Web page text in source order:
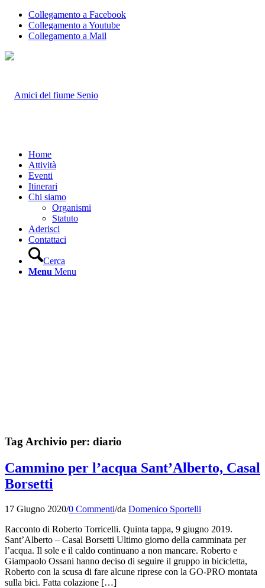
Collegamento a Facebook
Collegamento a Youtube
Collegamento a Mail
Home
Attività
Eventi
Itinerari
Chi siamo
Organismi
Statuto
Aderisci
Contattaci
Cerca
Menu Menu
Tag Archivio per: diario
Cammino per l’acqua Sant’Alberto, Casal
Borsetti
17 Giugno 2020/0 Commenti/da Domenico Sportelli
Racconto di Roberto Torricelli. Quinta tappa, 9 giugno 2019.
Sant’Alberto – Casal Borsetti Ultimo giorno della camminata per
l’acqua. Il sole e il caldo continuano a non mancare. Roberto e
Giampaolo Ossani hanno deciso di seguire il gruppo in bicicletta,
Roberto con la scusa di fare alcune riprese con la GO-PRO montata
sulla bici. Fatta colazione […]